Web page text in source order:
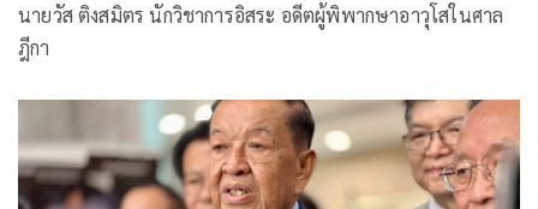
นายวัส ติงสมิตร นักวิชาการอิสระ อดีตผู้พิพากษาอาวุโสในศาล
ฎีกา